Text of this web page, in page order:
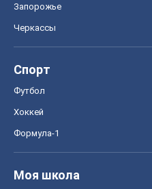
Запорожье
Черкассы
Спорт
Футбол
Хоккей
Формула-1
Моя школа